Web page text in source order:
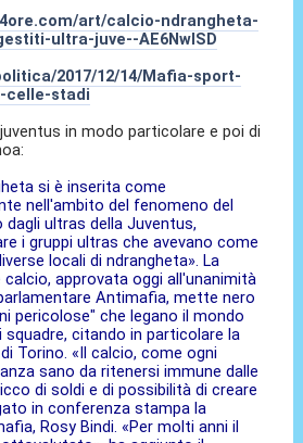
art/calcio-ndrangheta-
ultra-juve--AE6NwISD
2017/12/14/Mafia-sport-
celle-stadi
in modo particolare e poi di
si è inserita come
nell'ambito del fenomeno del
ultras della Juventus,
i gruppi ultras che avevano come
locali di ndrangheta». La
approvata oggi all'unanimità
Antimafia, mette nero
pericolose" che legano il mondo
citando in particolare la
Torino. «Il calcio, come ogni
sano da ritenersi immune dalle
di soldi e di possibilità di creare
in conferenza stampa la
Rosy Bindi. «Per molti anni il